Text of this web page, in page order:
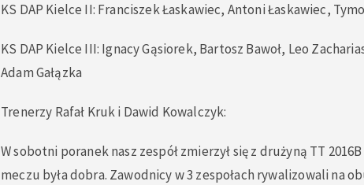
KS DAP Kielce II: Franciszek Łaskawiec, Antoni Łaskawiec,
KS DAP Kielce III: Ignacy Gąsiorek, Bartosz Bawoł, Leo
Adam Gałązka
Trenerzy Rafał Kruk i Dawid Kowalczyk:
W sobotni poranek nasz zespół zmierzył się z drużyną TT
meczu była dobra. Zawodnicy w 3 zespołach rywalizowali na